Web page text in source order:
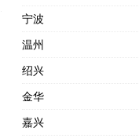
宁波
温州
绍兴
金华
嘉兴